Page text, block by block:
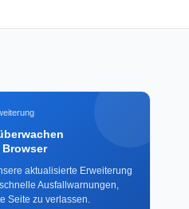
aktualisierte Erweiterung
Ausfallwarnungen,
Seite zu verlassen.